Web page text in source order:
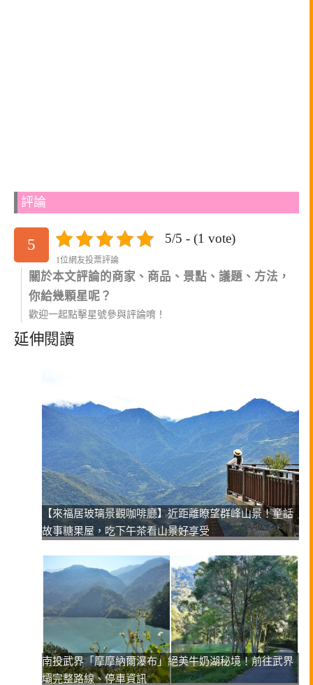
評論
5 5/5 - (1 vote)
1位網友投票評論
關於本文評論的商家、商品、景點、議題、方法，
你給幾顆星呢？
歡迎一起點擊星號參與評論唷！
延伸閱讀
【來福居玻璃景觀咖啡廳】近距離瞭望群峰山景！童話
故事糖果屋，吃下午茶看山景好享受
南投武界「摩摩納爾瀑布」絕美牛奶湖秘境！前往武界
壩完整路線、停車資訊